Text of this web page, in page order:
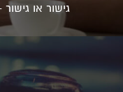
גישור או